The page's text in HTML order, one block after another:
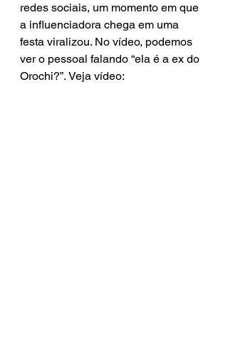
redes sociais, um momento em que
a influenciadora chega em uma
festa viralizou. No vídeo, podemos
ver o pessoal falando “ela é a ex do
Orochi?”. Veja vídeo: